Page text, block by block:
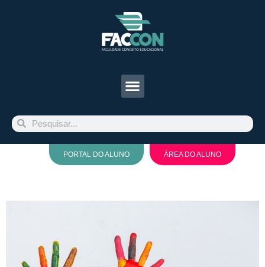
PORTAL DO ALUNO ÁREA DO ALUNO